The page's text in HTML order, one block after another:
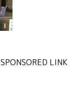
SPONSORED LINK